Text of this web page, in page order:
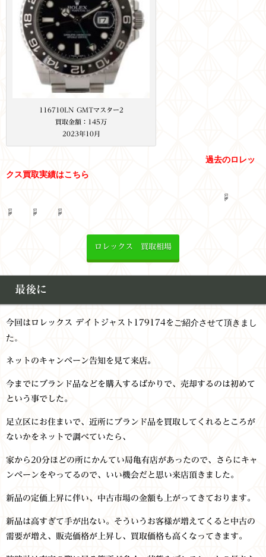
116710LN GMTマスター2
買取金額：145万
2023年10月
過去のロレッ
クス買取実績はこちら
☟
☟ ☟ ☟
ロレックス 買取相場
最後に
今回はロレックス デイトジャスト179174を ご紹介させて頂きまし
た。
ネットのキャンペーン告知を見て来店。
今までにブランド品などを購入するばかりで、売却するのは初めて
という事でした。
足立区にお住まいで、近所にブランド品を買取してくれるところが
ないかをネットで調べていたら、
家から20分ほどの所にかんてい局亀有店があったので、さらにキャ
ンペーンをやってるので、いい機会だと思い来店頂きました。
新品の定価上昇に伴い、中古市場の金額も上がってきております。
新品は高すぎて手が出ない。そういうお客様が増えてくると中古の
需要が増え、販売価格が上昇し、買取価格も高くなってきます。